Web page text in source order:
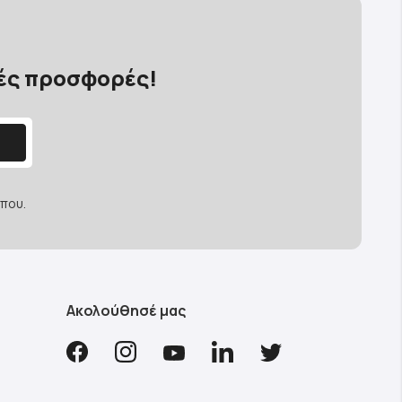
προσφορές!
Ακολούθησέ μας